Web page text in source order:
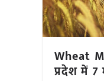
Wheat
प्रदेश में 7